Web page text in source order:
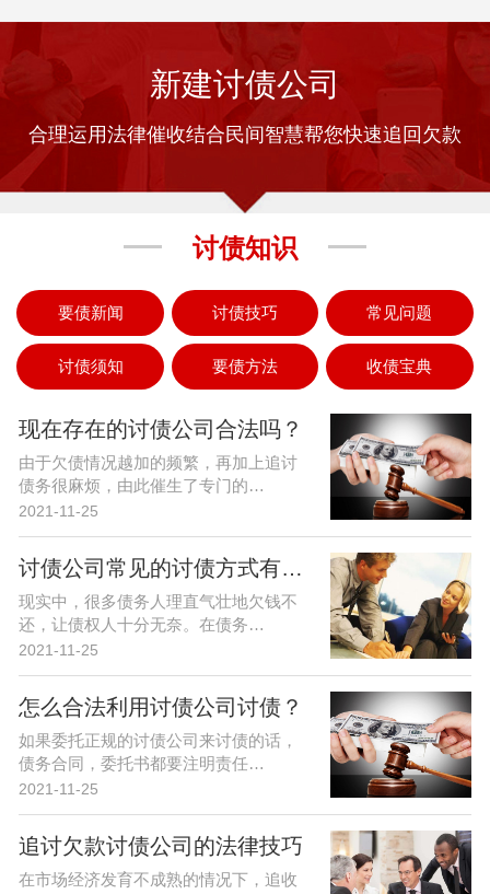
新建讨债公司
合理运用法律催收结合民间智慧帮您快速追回欠款
讨债知识
要债新闻 讨债技巧 常见问题
讨债须知 要债方法 收债宝典
现在存在的讨债公司合法吗？
由于欠债情况越加的频繁，再加上追讨
债务很麻烦，由此催生了专门的…
2021-11-25
讨债公司常见的讨债方式有哪些？个…
现实中，很多债务人理直气壮地欠钱不
还，让债权人十分无奈。在债务…
2021-11-25
怎么合法利用讨债公司讨债？
如果委托正规的讨债公司来讨债的话，
债务合同，委托书都要注明责任…
2021-11-25
追讨欠款讨债公司的法律技巧
在市场经济发育不成熟的情况下，追收